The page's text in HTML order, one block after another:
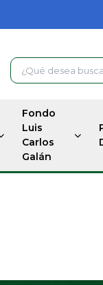
Fondo
Luis
Carlos
Galán